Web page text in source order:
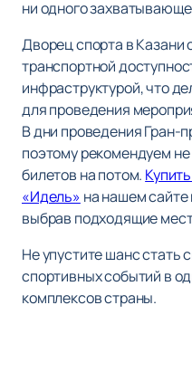
ни одного
Дворец спорта в Казани
транспортной
инфраструктурой, что
для проведения
В дни проведения Гран-
поэтому рекомендуем
билетов на потом.
«Идель» на нашем
выбрав подходящие
Не упустите шанс стать
спортивных событий в
комплексов страны.